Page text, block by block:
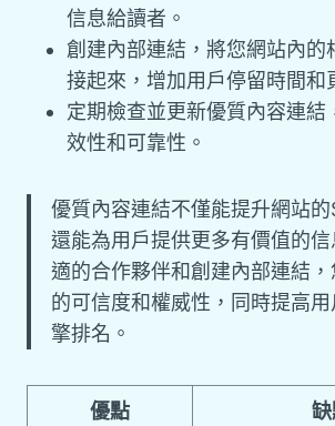
信息給讀者。
創建內部連結，將您網站內的
接起來，增加用戶停留時間和
定期檢查並更新優質內容連結
效性和可靠性。
優質內容連結不僅能提升網站的
還能為用戶提供更多有價值的
適的合作夥伴和創建內部連結
的可信度和權威性，同時提高用
擎排名。
優點